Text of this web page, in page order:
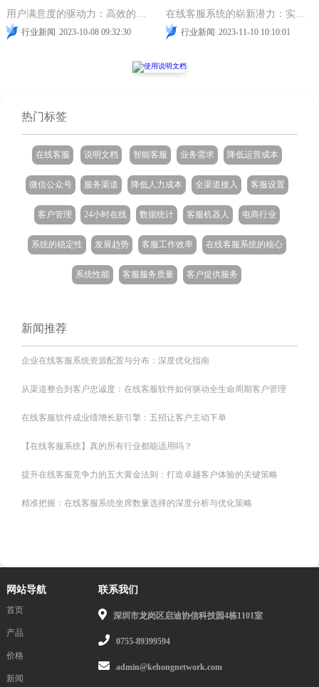
用户满意度的驱动力：高效的在线客服
行业新闻 2023-10-08 09:32:30
在线客服系统的崭新潜力：实时支持和协作
行业新闻 2023-11-10 10:10:01
热门标签
在线客服 说明文档 智能客服 业务需求 降低运营成本
微信公众号 服务渠道 降低人力成本 全渠道接入 客服设置
客户管理 24小时在线 数据统计 客服机器人 电商行业
系统的稳定性 发展趋势 客服工作效率 在线客服系统的核心
系统性能 客服服务质量 客户提供服务
新闻推荐
企业在线客服系统资源配置与分布：深度优化指南
从渠道整合到客户忠诚度：在线客服软件如何驱动全生命周期客户管理
在线客服软件成业绩增长新引擎：五招让客户主动下单
【在线客服系统】真的所有行业都能适用吗？
提升在线客服竞争力的五大黄金法则：打造卓越客户体验的关键策略
精准把握：在线客服系统坐席数量选择的深度分析与优化策略
网站导航
首页
产品
价格
新闻
联系我们
深圳市龙岗区启迪协信科技园4栋1101室
0755-89399594
admin@kehongnetwork.com